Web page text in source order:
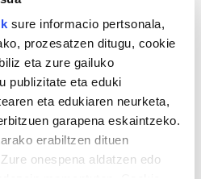
sure informacio pertsonala,
prozesatzen ditugu, cookie
eta zure gailuko
publizitate eta eduki
eta edukiaren neurketa,
garapena eskaintzeko.
erabiltzen dituen
onespena aldatzen edo